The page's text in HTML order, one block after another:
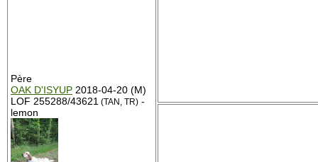
Père
OAK D'ISYUP 2018-04-20 (M)
LOF 255288/43621 (TAN, TR) -
lemon